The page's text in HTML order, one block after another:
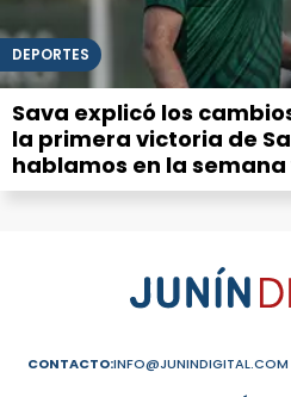
DEPORTES
Sava explicó los
la primera victoria de
hablamos en la
CONTACTO:INFO@JUNINDIGITAL.COM